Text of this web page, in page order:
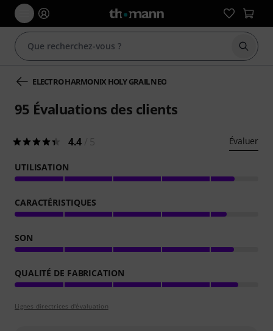
ELECTRO HARMONIX HOLY GRAIL NEO
95 Évaluations des clients
4.4 Évaluer
UTILISATION
CARACTÉRISTIQUES
SON
QUALITÉ DE FABRICATION
Lignes directrices d'évaluation